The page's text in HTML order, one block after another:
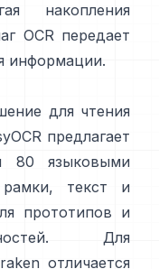
накопления
OCR передает
информации.
для чтения
предлагает
80 языковыми
текст и
прототипов и
Для
отличается